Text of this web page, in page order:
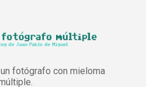
fotógrafo con mieloma